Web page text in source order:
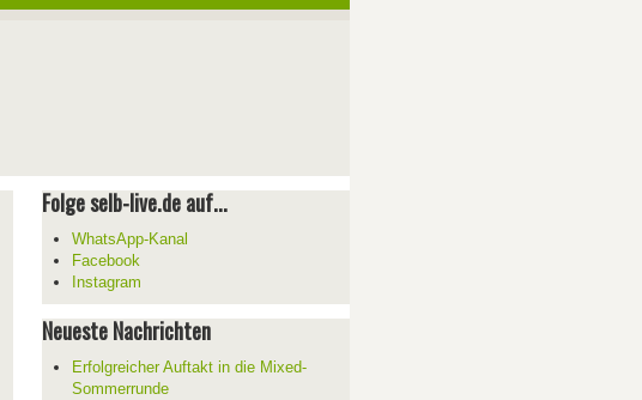
Folge selb-live.de auf...
WhatsApp-Kanal
Facebook
Instagram
Neueste Nachrichten
Erfolgreicher Auftakt in die Mixed-
Sommerrunde